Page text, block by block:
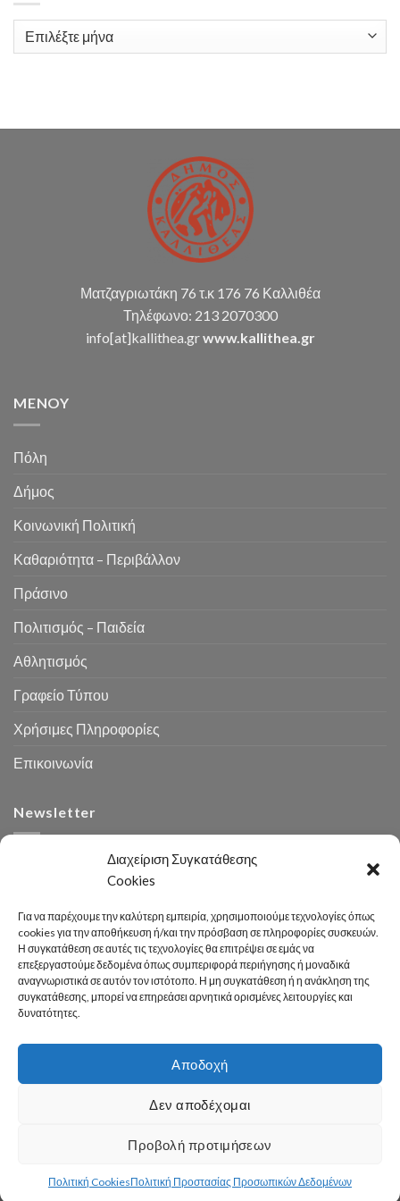
Διαχείριση Συγκατάθεσης
Cookies
Για να παρέχουμε την καλύτερη εμπειρία, χρησιμοποιούμε τεχνολογίες όπως
cookies για την αποθήκευση ή/και την πρόσβαση σε πληροφορίες συσκευών.
Η συγκατάθεση σε αυτές τις τεχνολογίες θα επιτρέψει σε εμάς να
επεξεργαστούμε δεδομένα όπως συμπεριφορά περιήγησης ή μοναδικά
αναγνωριστικά σε αυτόν τον ιστότοπο. Η μη συγκατάθεση ή η ανάκληση της
συγκατάθεσης, μπορεί να επηρεάσει αρνητικά ορισμένες λειτουργίες και
δυνατότητες.
Αποδοχή
Δεν αποδέχομαι
Προβολή προτιμήσεων
Πολιτική CookiesΠολιτική Προστασίας Προσωπικών Δεδομένων
υπηρεσιών
υποστήριξης
σύνταξη
καταστάσεων
κ.α.)
Ιστορικό
Ματζαγριωτάκη 76 τ.κ 176 76 Καλλιθέα
Τηλέφωνο: 213 2070300
info[at]kallithea.grwww.kallithea.gr
MENOY
Πόλη
Δήμος
Κοινωνική Πολιτική
Καθαριότητα – Περιβάλλον
Πράσινο
Πολιτισμός – Παιδεία
Αθλητισμός
Γραφείο Τύπου
Χρήσιμες Πληροφορίες
Επικοινωνία
Newsletter
Αναζήτηση
Developed 2026 by
Πολιτισμός – Παιδεία Αθλητισμός
Χρήσιμες Πληροφορίες
Επικοινωνία
© Δήμος Καλλιθέας